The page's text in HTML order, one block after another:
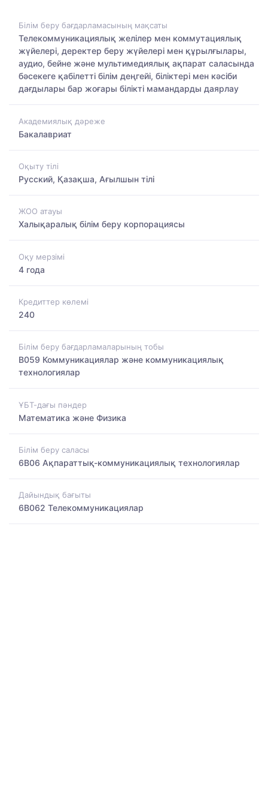
Білім беру бағдарламасының мақсаты
Телекоммуникациялық желілер мен коммутациялық
жүйелері, деректер беру жүйелері мен құрылғылары,
аудио, бейне және мультимедиялық ақпарат саласында
бәсекеге қабілетті білім деңгейі, біліктері мен кәсіби
дағдылары бар жоғары білікті мамандарды даярлау
Академиялық дәреже
Бакалавриат
Оқыту тілі
Русский, Қазақша, Ағылшын тілі
ЖОО атауы
Халықаралық білім беру корпорациясы
Оқу мерзімі
4 года
Кредиттер көлемі
240
Білім беру бағдарламаларының тобы
B059 Коммуникациялар және коммуникациялық
технологиялар
ҰБТ-дағы пәндер
Математика және Физика
Білім беру саласы
6B06 Ақпараттық-коммуникациялық технологиялар
Дайындық бағыты
6B062 Телекоммуникациялар